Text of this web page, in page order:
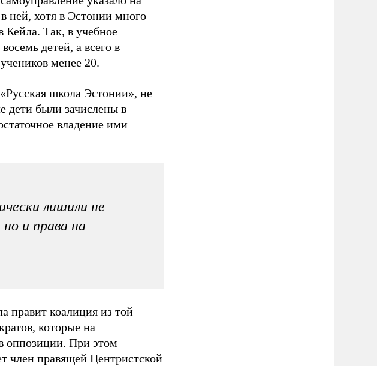
ней, хотя в Эстонии много
Так, в учебное
детей, а всего в
менее 20.
школа Эстонии», не
дети были зачислены в
владение ими
лишили не
но и права на
правит коалиция из той
которые на
оппозиции. При этом
член правящей Центристской